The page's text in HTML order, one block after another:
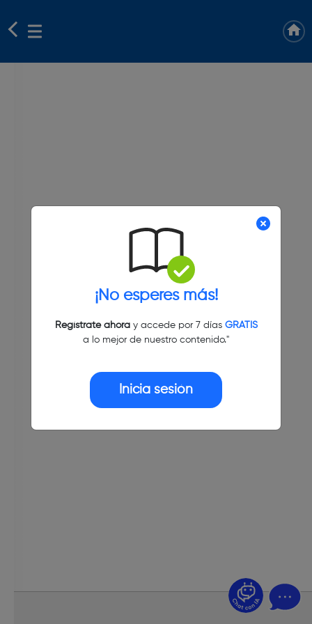
¡No esperes más!
Regístrate ahoray accede por 7 días GRATIS
a lo mejor de nuestro contenido."
Inicia sesión